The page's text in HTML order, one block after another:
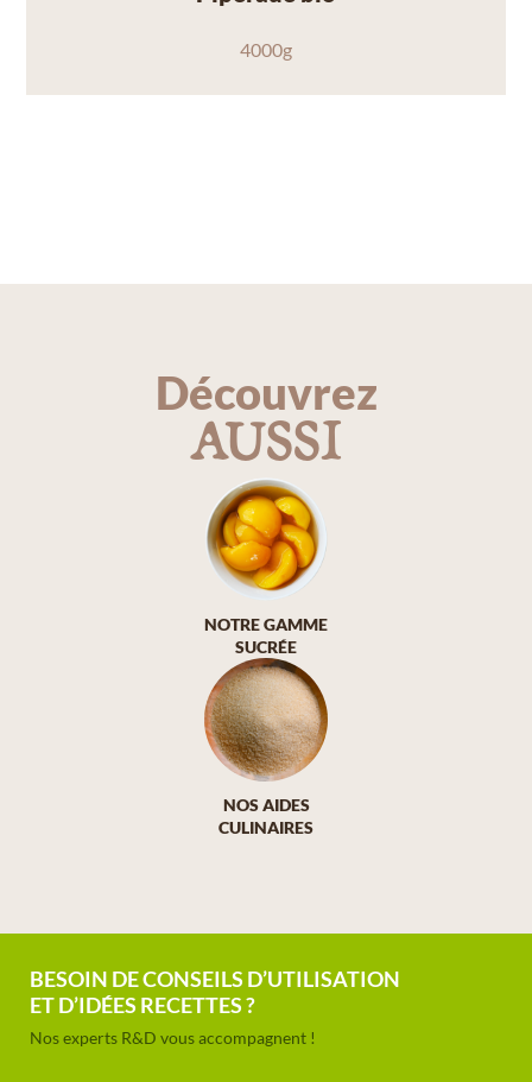
4000g
Découvrez
AUSSI
NOTRE GAMME
SUCRÉE
NOS AIDES
CULINAIRES
BESOIN DE CONSEILS D’UTILISATION
ET D’IDÉES RECETTES ?
Nos experts R&D vous accompagnent !